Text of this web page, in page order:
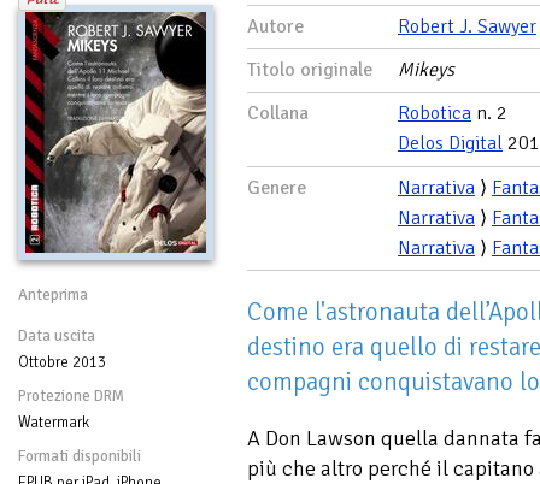
Anteprima
Data uscita
Ottobre 2013
Protezione DRM
Watermark
Formati disponibili
Autore
Robert J. Sawyer
Titolo originale
Mikeys
Collana
Robotica n. 2
Delos Digital
Genere
Narrativa ⟩
Narrativa ⟩
Narrativa ⟩
Come l'astronauta
destino era quello di
compagni conquistavano
A Don Lawson quella dannata
più che altro perché il